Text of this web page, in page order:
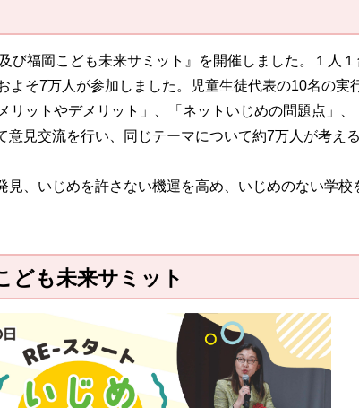
福岡こども未来サミット』を開催しました。１人
よそ7万人が参加しました。児童生徒代表の10名の実
ットやデメリット」、「ネットいじめの問題点」、
見交流を行い、同じテーマについて約7万人が考え
、いじめを許さない機運を高め、いじめのない学校
ども未来サミット